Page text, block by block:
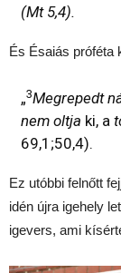
(Mt 5,4).
És Ésaiás próféta
„3Megrepedt
nem oltja ki, a
69,1;50,4).
Ez utóbbi felnőtt
idén újra igehely
igevers, ami